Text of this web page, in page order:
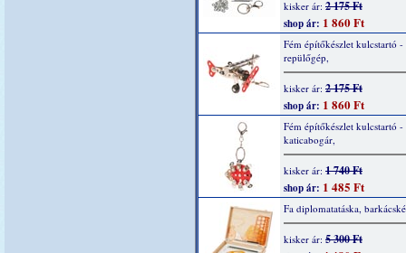
kisker ár: 2 175 Ft
shop ár: 1 860 Ft
Fém építőkészlet kulcstartó -
repülőgép,
kisker ár: 2 175 Ft
shop ár: 1 860 Ft
Fém építőkészlet kulcstartó -
katicabogár,
kisker ár: 1 740 Ft
shop ár: 1 485 Ft
Fa diplomatatáska,
kisker ár: 5 300 Ft